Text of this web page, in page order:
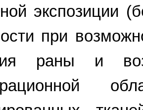
экспозиции
при
раны и